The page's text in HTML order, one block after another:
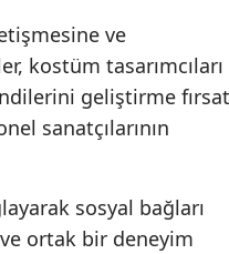
ve
kostüm tasarımcıları
geliştirme
sanatçılarının
sosyal bağları
ortak bir deneyim